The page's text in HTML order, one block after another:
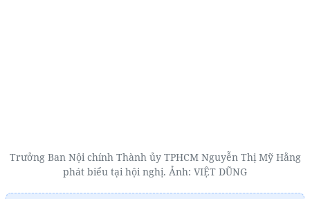
Trưởng Ban Nội chính Thành ủy TPHCM Nguyễn Thị Mỹ Hằng
phát biểu tại hội nghị. Ảnh: VIỆT DŨNG